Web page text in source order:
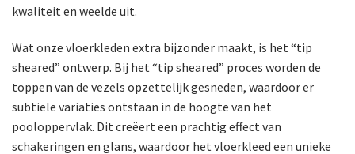
kwaliteit en weelde uit.
Wat onze vloerkleden extra bijzonder maakt, is het “tip
sheared” ontwerp. Bij het “tip sheared” proces worden de
toppen van de vezels opzettelijk gesneden, waardoor er
subtiele variaties ontstaan in de hoogte van het
pooloppervlak. Dit creëert een prachtig effect van
schakeringen en glans, waardoor het vloerkleed een unieke